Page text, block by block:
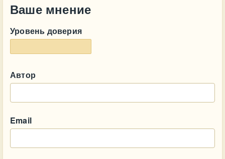
Ваше мнение
Уровень доверия
Автор
Email